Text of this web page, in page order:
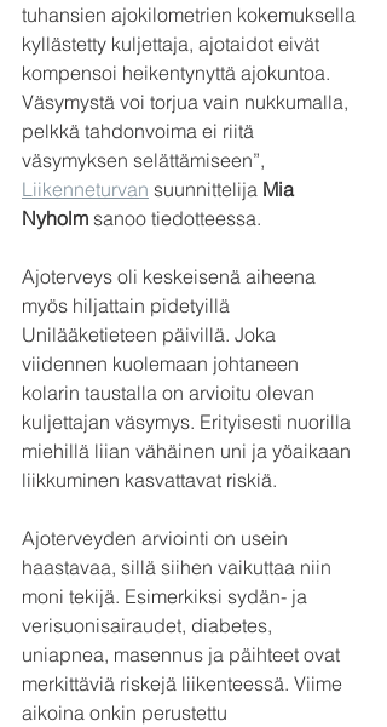
tuhansien ajokilometrien kokemuksella
kyllästetty kuljettaja, ajotaidot eivät
kompensoi heikentynyttä ajokuntoa.
Väsymystä voi torjua vain nukkumalla,
pelkkä tahdonvoima ei riitä
väsymyksen selättämiseen”,
Liikenneturvan suunnittelija Mia
Nyholm sanoo tiedotteessa.
Ajoterveys oli keskeisenä aiheena
myös hiljattain pidetyillä
Unilääketieteen päivillä. Joka
viidennen kuolemaan johtaneen
kolarin taustalla on arvioitu olevan
kuljettajan väsymys. Erityisesti nuorilla
miehillä liian vähäinen uni ja yöaikaan
liikkuminen kasvattavat riskiä.
Ajoterveyden arviointi on usein
haastavaa, sillä siihen vaikuttaa niin
moni tekijä. Esimerkiksi sydän- ja
verisuonisairaudet, diabetes,
uniapnea, masennus ja päihteet ovat
merkittäviä riskejä liikenteessä. Viime
aikoina onkin perustettu